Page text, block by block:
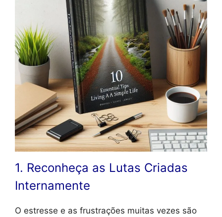
1. Reconheça as Lutas Criadas
Internamente
O estresse e as frustrações muitas vezes são